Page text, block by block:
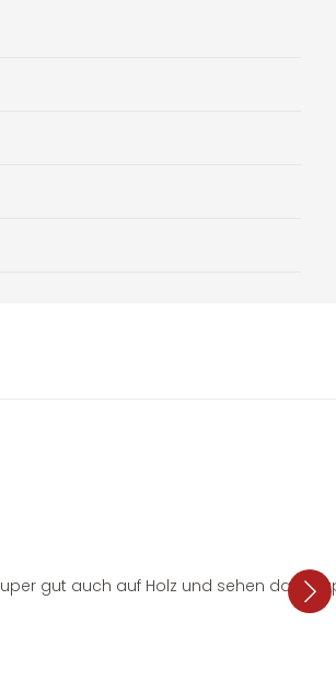
gut auch auf Holz und sehen dazu